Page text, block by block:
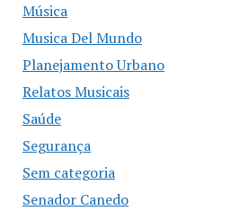
Música
Musica Del Mundo
Planejamento Urbano
Relatos Musicais
Saúde
Segurança
Sem categoria
Senador Canedo